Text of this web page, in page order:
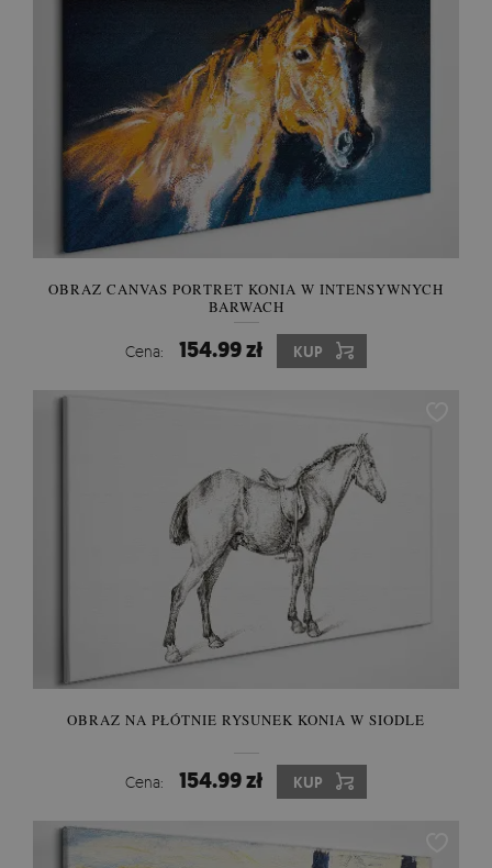
OBRAZ CANVAS PORTRET KONIA W INTENSYWNYCH
BARWACH
Cena: 154.99 zł KUP
OBRAZ NA PŁÓTNIE RYSUNEK KONIA W SIODLE
Cena: 154.99 zł KUP